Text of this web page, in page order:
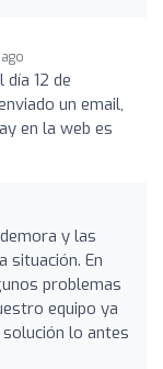
día 12 de
un email,
en la web es
y las
situación. En
problemas
equipo ya
lo antes